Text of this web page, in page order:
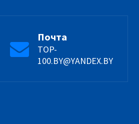
Почта
TOP-
100.BY@YANDEX.BY